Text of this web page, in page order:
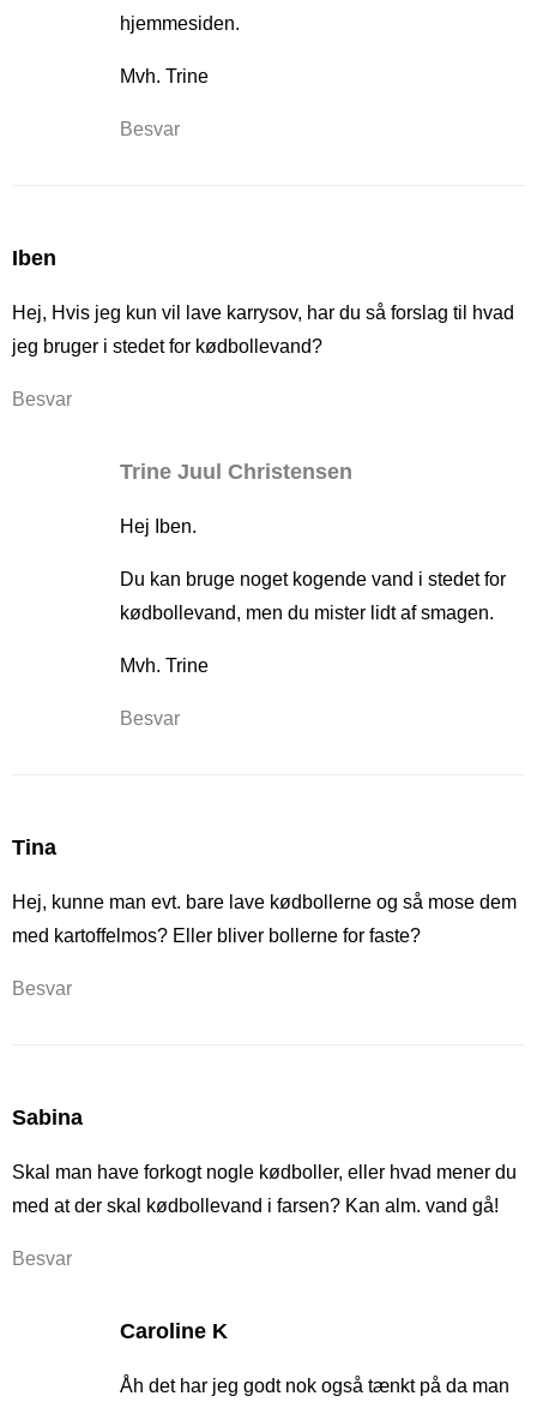
hjemmesiden.
Mvh. Trine
Besvar
Iben
Hej, Hvis jeg kun vil lave karrysov, har du så forslag til hvad
jeg bruger i stedet for kødbollevand?
Besvar
Trine Juul Christensen
Hej Iben.
Du kan bruge noget kogende vand i stedet for
kødbollevand, men du mister lidt af smagen.
Mvh. Trine
Besvar
Tina
Hej, kunne man evt. bare lave kødbollerne og så mose dem
med kartoffelmos? Eller bliver bollerne for faste?
Besvar
Sabina
Skal man have forkogt nogle kødboller, eller hvad mener du
med at der skal kødbollevand i farsen? Kan alm. vand gå!
Besvar
Caroline K
Åh det har jeg godt nok også tænkt på da man